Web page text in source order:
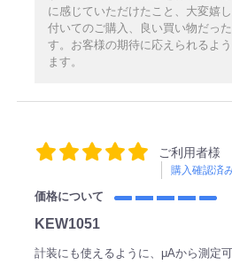
に感じていただけたこと、大変嬉
付いてのご購入、良い買い物だっ
す。お客様の期待に応えられるよ
ます。
ご利用者様
購入確認済
価格について
KEW1051
計装にも使えるように、μAから測定